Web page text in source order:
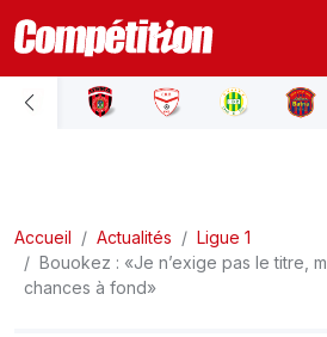
ACCUEIL
LIGUE 2
Accueil Actualités
Ligue 1
Bouokez : «Je n’exige pas le titre,
chances à fond»